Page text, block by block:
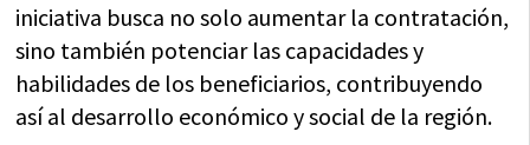
iniciativa busca no solo aumentar la contratación,
sino también potenciar las capacidades y
habilidades de los beneficiarios, contribuyendo
así al desarrollo económico y social de la región.